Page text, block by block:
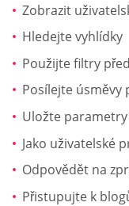
Zobrazit
Hledejte vyhlídky
Použijte filtry
Posílejte úsměvy
Uložte
Jako uživatelské
Odpovědět na
Přistupujte k